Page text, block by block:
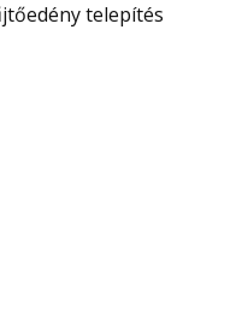
telepítés